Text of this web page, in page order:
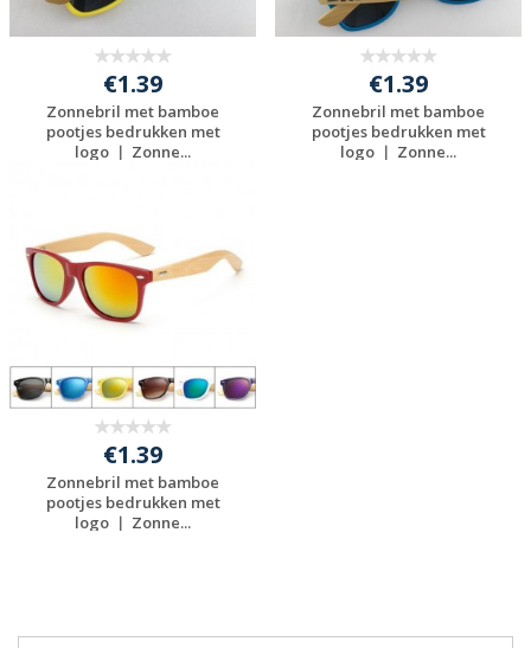
€1.39
Zonnebril met bamboe
pootjes bedrukken met
logo ｜ Zonne...
€1.39
Zonnebril met bamboe
pootjes bedrukken met
logo ｜ Zonne...
€1.39
Zonnebril met bamboe
pootjes bedrukken met
logo ｜ Zonne...